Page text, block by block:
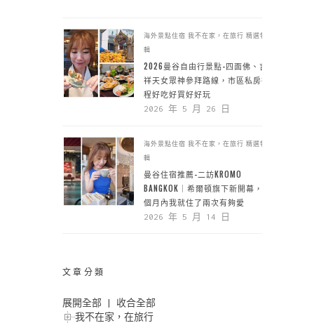
海外景點住宿 我不在家，在旅行 精選特
輯
2026曼谷自由行景點-四面佛、吉
祥天女眾神參拜路線，市區私房行
程好吃好買好好玩
2026 年 5 月 26 日
海外景點住宿 我不在家，在旅行 精選特
輯
曼谷住宿推薦-二訪KROMO
BANGKOK｜希爾頓旗下新開幕，一
個月內我就住了兩次有夠愛
2026 年 5 月 14 日
文章分類
展開全部 | 收合全部
我不在家，在旅行